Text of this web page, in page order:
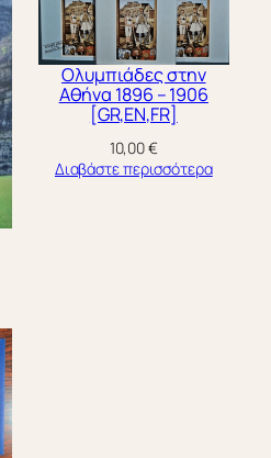
Ολυμπιάδες στην
Αθήνα 1896 – 1906
[GR,EN,FR]
10,00€
Διαβάστε περισσότερα